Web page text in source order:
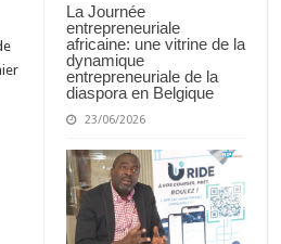
La Journée
entrepreneuriale
africaine: une vitrine de la
dynamique
entrepreneuriale de la
diaspora en Belgique
23/06/2026